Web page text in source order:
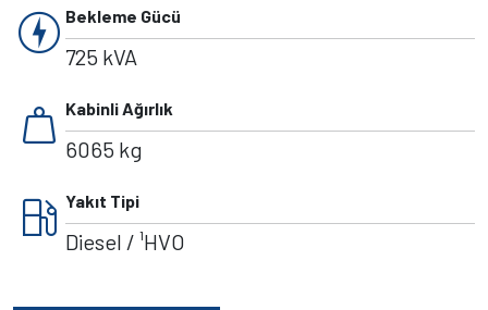
charger Bekleme Gücü
725 kVA
weight Kabinli Ağırlık
6065 kg
local_gas_station Yakıt Tipi
Diesel / ¹HVO